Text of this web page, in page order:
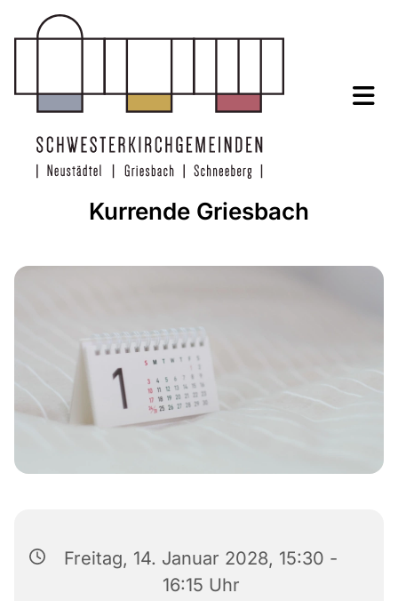
Kurrende Griesbach
Freitag, 14. Januar 2028, 15:30 -
16:15 Uhr